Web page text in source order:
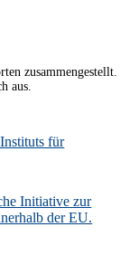
zusammengestellt.
aus.